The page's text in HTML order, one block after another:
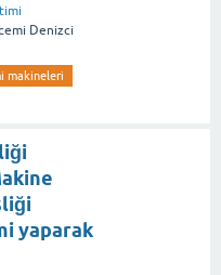
Denizci
makineleri
yaparak